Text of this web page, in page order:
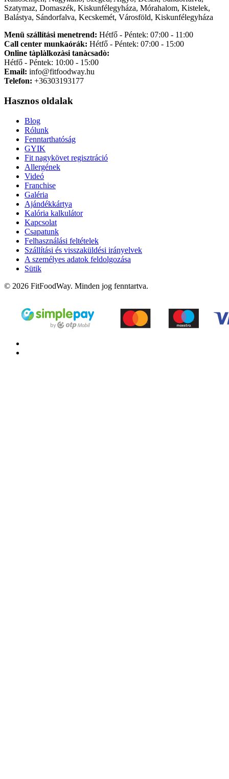
Szatymaz, Domaszék, Kiskunfélegyháza, Mórahalom, Kistelek,
Balástya, Sándorfalva, Kecskemét, Városföld, Kiskunfélegyháza
Menü szállítási menetrend: Hétfő - Péntek: 07:00 - 11:00
Call center munkaórák: Hétfő - Péntek: 07:00 - 15:00
Online tàplàlkozàsi tanàcsadò:
Hétfő - Péntek: 10:00 - 15:00
Email: info@fitfoodway.hu
Telefon: +36303193177
Hasznos oldalak
Blog
Rólunk
Fenntarthatóság
GYIK
Fit nagykövet regisztráció
Allergének
Videó
Franchise
Galéria
Ajándékkártya
Kalória kalkulátor
Kapcsolat
Csapatunk
Felhasználási feltételek
Szállítási és visszaküldési irányelvek
A személyes adatok feldolgozása
Sütik
© 2026 FitFoodWay. Minden jog fenntartva.